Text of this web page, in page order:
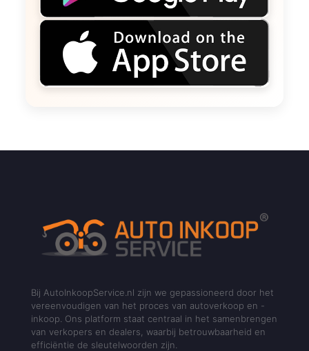
Bij AutoInkoopService.nl zijn we gepassioneerd door het
vereenvoudigen van het proces van autoverkoop en -
inkoop. Ons platform staat centraal in het samenbrengen
van verkopers en dealers, waarbij betrouwbaarheid en
efficiëntie de sleutelwoorden zijn.